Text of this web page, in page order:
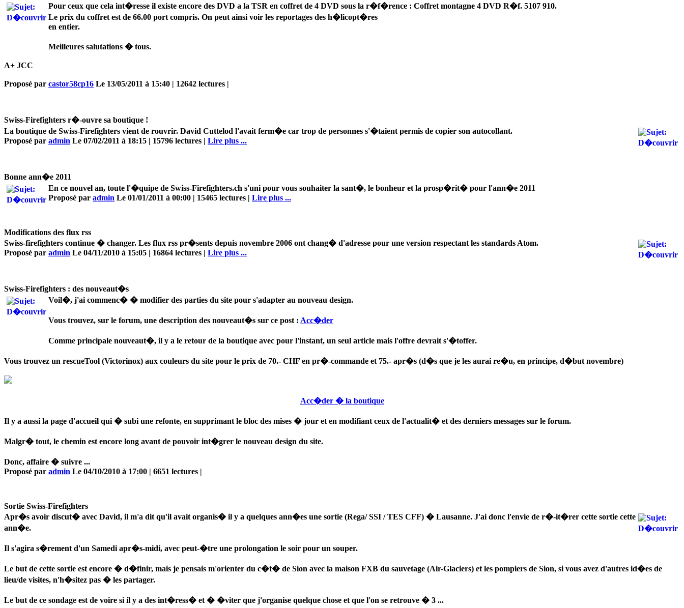
Pour ceux que cela int�resse il existe encore des DVD a la TSR en coffret de 4 DVD sous la r�f�rence : Coffret montagne 4 DVD R�f. 5107 910.
Le prix du coffret est de 66.00 port compris. On peut ainsi voir les reportages des h�licopt�res
en entier.
Meilleures salutations � tous.
A+ JCC
Proposé par castor58cp16 Le 13/05/2011 à 15:40 | 12642 lectures |
Swiss-Firefighters r�-ouvre sa boutique !
La boutique de Swiss-Firefighters vient de rouvrir. David Cuttelod l'avait ferm�e car trop de personnes s'�taient permis de copier son autocollant.
Proposé par admin Le 07/02/2011 à 18:15 | 15796 lectures | Lire plus ...
Bonne ann�e 2011
En ce nouvel an, toute l'�quipe de Swiss-Firefighters.ch s'uni pour vous souhaiter la sant�, le bonheur et la prosp�rit� pour l'ann�e 2011
Proposé par admin Le 01/01/2011 à 00:00 | 15465 lectures | Lire plus ...
Modifications des flux rss
Swiss-firefighters continue � changer. Les flux rss pr�sents depuis novembre 2006 ont chang� d'adresse pour une version respectant les standards Atom.
Proposé par admin Le 04/11/2010 à 15:05 | 16864 lectures | Lire plus ...
Swiss-Firefighters : des nouveaut�s
Voil�, j'ai commenc� � modifier des parties du site pour s'adapter au nouveau design.
Vous trouvez, sur le forum, une description des nouveaut�s sur ce post : Acc�der
Comme principale nouveaut�, il y a le retour de la boutique avec pour l'instant, un seul article mais l'offre devrait s'�toffer.
Vous trouvez un rescueTool (Victorinox) aux couleurs du site pour le prix de 70.- CHF en pr�-commande et 75.- apr�s (d�s que je les aurai re�u, en principe, d�but novembre)
Acc�der � la boutique
Il y a aussi la page d'accueil qui � subi une refonte, en supprimant le bloc des mises � jour et en modifiant ceux de l'actualit� et des derniers messages sur le forum.
Malgr� tout, le chemin est encore long avant de pouvoir int�grer le nouveau design du site.
Donc, affaire � suivre ...
Proposé par admin Le 04/10/2010 à 17:00 | 6651 lectures |
Sortie Swiss-Firefighters
Apr�s avoir discut� avec David, il m'a dit qu'il avait organis� il y a quelques ann�es une sortie (Rega/ SSI / TES CFF) � Lausanne. J'ai donc l'envie de r�-it�rer cette sortie cette
ann�e.
Il s'agira s�rement d'un Samedi apr�s-midi, avec peut-�tre une prolongation le soir pour un souper.
Le but de cette sortie est encore � d�finir, mais je pensais m'orienter du c�t� de Sion avec la maison FXB du sauvetage (Air-Glaciers) et les pompiers de Sion, si vous avez d'autres id�es de
lieu/de visites, n'h�sitez pas � les partager.
Le but de ce sondage est de voire si il y a des int�ress� et � �viter que j'organise quelque chose et que l'on se retrouve � 3 ...